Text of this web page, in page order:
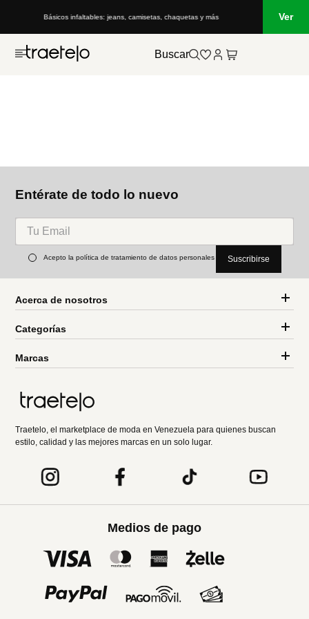
Básicos infaltables: jeans, camisetas, chaquetas y más Ver
Buscar
Entérate de todo lo nuevo
Acepto la política de tratamiento de datos personales Suscribirse
Acerca de nosotros
Categorías
Marcas
Traetelo, el marketplace de moda en Venezuela para quienes buscan
estilo, calidad y las mejores marcas en un solo lugar.
Medios de pago